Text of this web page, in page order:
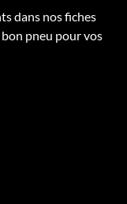
dans nos fiches
pneu pour vos